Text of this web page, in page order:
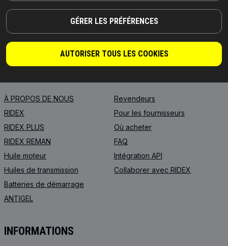
GÉRER LES PRÉFÉRENCES
AUTORISER TOUS LES COOKIES
DES PIÈCES DIGNES DE CONFIANCE !
© 2026 | RIDEX GMBH
JOSEF-ORLOPP-STRASSE 55
10365 BERLIN
À PROPOS DE NOUS
RIDEX
RIDEX PLUS
RIDEX REMAN
Huile moteur
Huiles de transmission
Batteries de démarrage
ANTIGEL
Revendeurs
Pour les fournisseurs
Où acheter
FAQ
Intégration API
Collaborer avec RIDEX
INFORMATIONS